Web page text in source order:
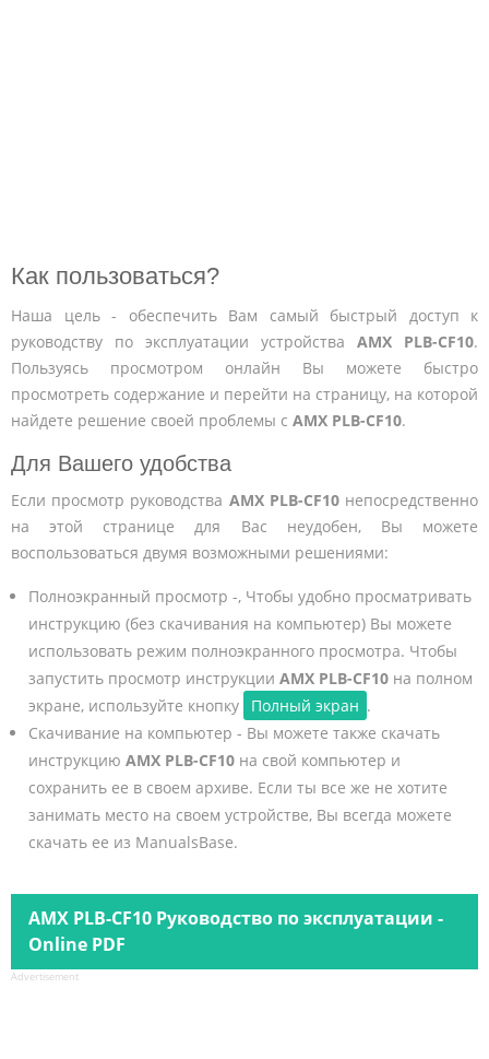
Как пользоваться?
Наша цель - обеспечить Вам самый быстрый доступ к
руководству по эксплуатации устройства AMX PLB-CF10.
Пользуясь просмотром онлайн Вы можете быстро
просмотреть содержание и перейти на страницу, на которой
найдете решение своей проблемы с AMX PLB-CF10.
Для Вашего удобства
Если просмотр руководства AMX PLB-CF10непосредственно
на этой странице для Вас неудобен, Вы можете
воспользоваться двумя возможными решениями:
Полноэкранный просмотр -, Чтобы удобно просматривать
инструкцию (без скачивания на компьютер) Вы можете
использовать режим полноэкранного просмотра. Чтобы
запустить просмотр инструкции AMX PLB-CF10на полном
экране, используйте кнопку
Полный экран .
Скачивание на компьютер - Вы можете также скачать
инструкцию AMX PLB-CF10на свой компьютер и
сохранить ее в своем архиве. Если ты все же не хотите
занимать место на своем устройстве, Вы всегда можете
скачать ее из ManualsBase.
AMX PLB-CF10 Руководство по эксплуатации -
Online PDF
Advertisement